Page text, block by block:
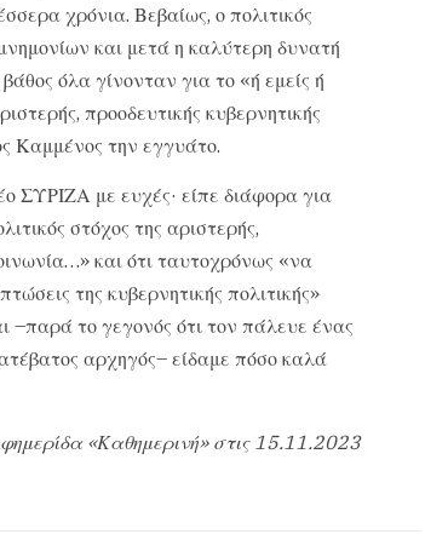
χρόνια. Βεβαίως, ο πολιτικός
και μετά η καλύτερη δυνατή
όλα γίνονταν για το «ή εμείς ή
προοδευτικής κυβερνητικής
Καμμένος την εγγυάτο.
ΣΥΡΙΖΑ με ευχές· είπε διάφορα για
στόχος της αριστερής,
και ότι ταυτοχρόνως «να
της κυβερνητικής πολιτικής»
το γεγονός ότι τον πάλευε ένας
αρχηγός– είδαμε πόσο καλά
«Καθημερινή» στις 15.11.2023